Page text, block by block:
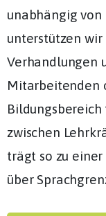
unabhängig
unterstützen
Verhandlungen
Mitarbeitenden
Bildungsbereich
zwischen
trägt so zu
über